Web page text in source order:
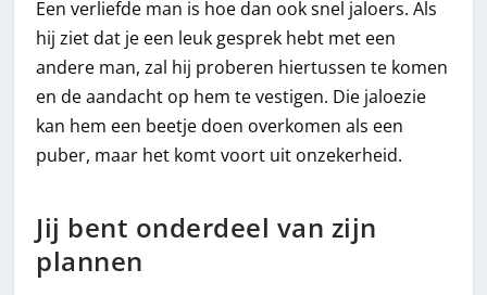
Een verliefde man is hoe dan ook snel jaloers. Als
hij ziet dat je een leuk gesprek hebt met een
andere man, zal hij proberen hiertussen te komen
en de aandacht op hem te vestigen. Die jaloezie
kan hem een beetje doen overkomen als een
puber, maar het komt voort uit onzekerheid.
Jij bent onderdeel van zijn
plannen